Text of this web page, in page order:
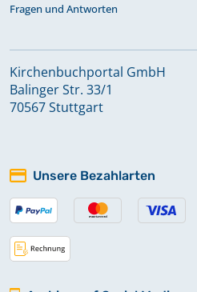
Fragen und Antworten
Kirchenbuchportal GmbH
Balinger Str. 33/1
70567 Stuttgart
Unsere Bezahlarten